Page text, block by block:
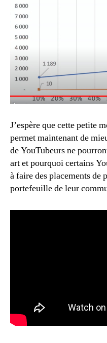
J’espère que cette petite
permet maintenant de
de YouTubeurs ne
art et pourquoi certains
à faire des placements de
portefeuille de leur